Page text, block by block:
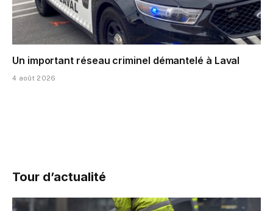
Un important réseau criminel démantelé à Laval
4 août 2026
Tour d’actualité